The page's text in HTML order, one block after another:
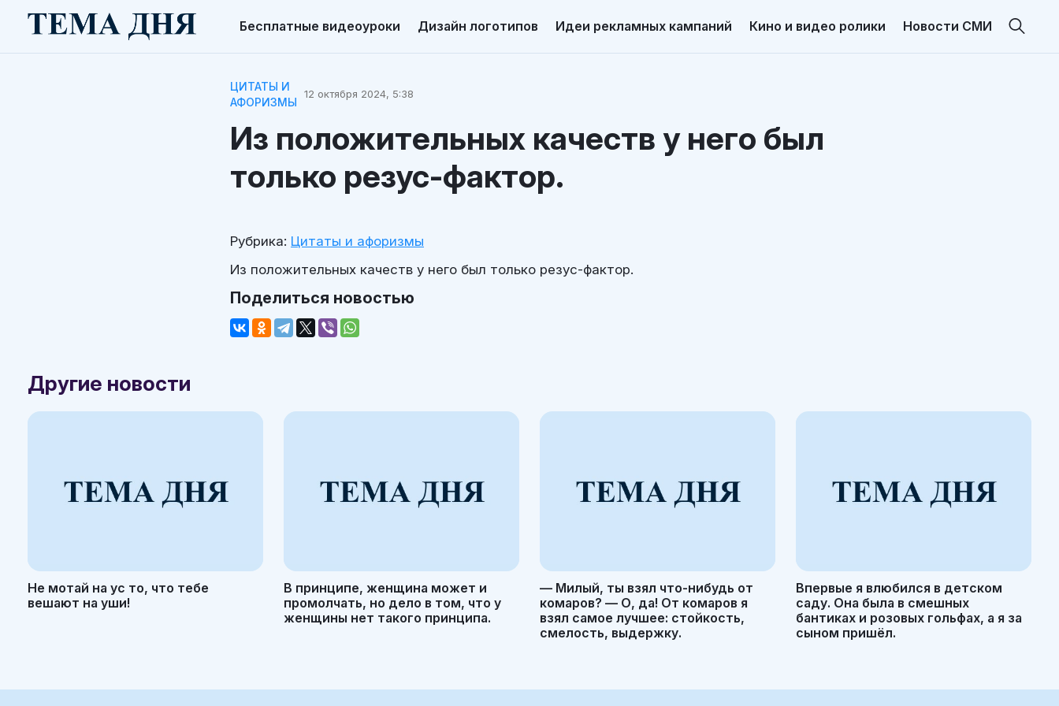
Бесплатные видеоуроки Дизайн логотипов Идеи рекламных кампаний Кино и видео ролики Новости СМИ
ЦИТАТЫ И
АФОРИЗМЫ
12 октября 2024, 5:38
Из положительных качеств у него был
только резус-фактор.
Рубрика: Цитаты и афоризмы
Из положительных качеств у него был только резус-фактор.
Поделиться новостью
Другие новости
Не мотай на ус то, что тебе
вешают на уши!
В принципе, женщина может и
промолчать, но дело в том, что у
женщины нет такого принципа.
— Милый, ты взял что-нибудь от
комаров? — О, да! От комаров я
взял самое лучшее: стойкость,
смелость, выдержку.
Впервые я влюбился в детском
саду. Она была в смешных
бантиках и розовых гольфах, а я за
сыном пришёл.